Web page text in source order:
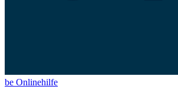
be Onlinehilfe